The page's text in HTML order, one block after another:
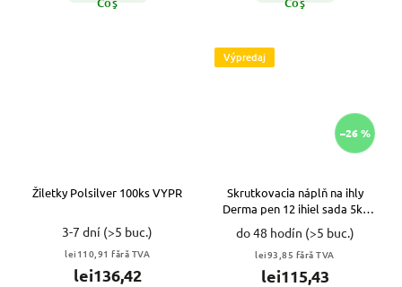
Žiletky Polsilver 100ks VYPR
3-7 dní (>5 buc.)
lei110,91 fără TVA
lei136,42
Výpredaj
–26 %
Skrutkovacia náplň na ihly
Derma pen 12 ihiel sada 5ks
VYPR
do 48 hodín (>5 buc.)
lei93,85 fără TVA
lei115,43